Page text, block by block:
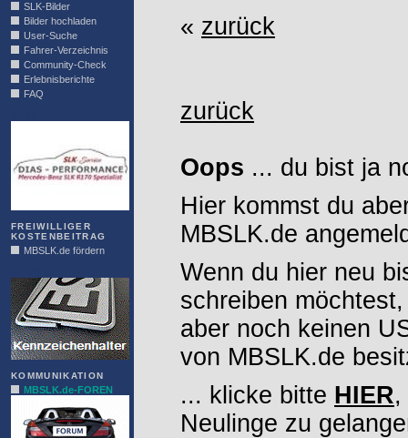
SLK-Bilder
Bilder hochladen
User-Suche
Fahrer-Verzeichnis
Community-Check
Erlebnisberichte
FAQ
FREIWILLIGER
KOSTENBEITRAG
MBSLK.de fördern
KOMMUNIKATION
MBSLK.de-FOREN
« zurück
zurück
Oops ... du bist ja
Hier kommst du
MBSLK.de
Wenn du hier neu
schreiben möchtest,
aber noch keinen
von MBSLK.de
... klicke bitte HIER,
Neulinge zu